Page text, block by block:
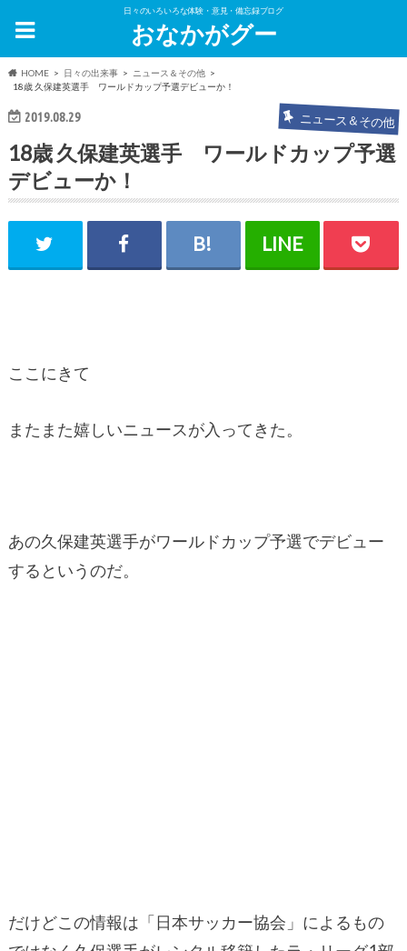
日々のいろいろな体験・意見・備忘録ブログ
おなかがグー
HOME 日々の出来事
ニュース＆その他
18歳 久保建英選手 ワールドカップ予選デビューか！
2019.08.29 ニュース＆その他
18歳 久保建英選手 ワールドカップ予選
デビューか！
ここにきて
またまた嬉しいニュースが入ってきた。
あの久保建英選手がワールドカップ予選でデビュー
するというのだ。
だけどこの情報は「日本サッカー協会」によるもの